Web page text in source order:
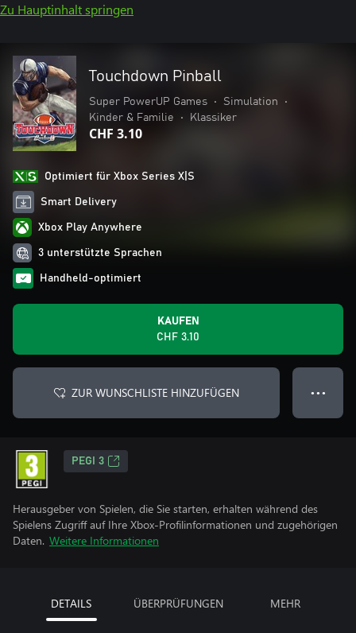
Zu Hauptinhalt springen
Touchdown Pinball
Super PowerUP Games • Simulation
•
Kinder & Familie
• Klassiker
CHF 3.10
Optimiert für Xbox Series X|S
Smart Delivery
Xbox Play Anywhere
3 unterstützte Sprachen
Handheld-optimiert
KAUFEN
CHF 3.10
ZUR WUNSCHLISTE HINZUFÜGEN ● ● ●
PEGI 3
Herausgeber von Spielen, die Sie starten, erhalten während des
Spielens Zugriff auf Ihre Xbox-Profilinformationen und zugehörigen
Daten. Weitere Informationen
DETAILS ÜBERPRÜFUNGEN MEHR